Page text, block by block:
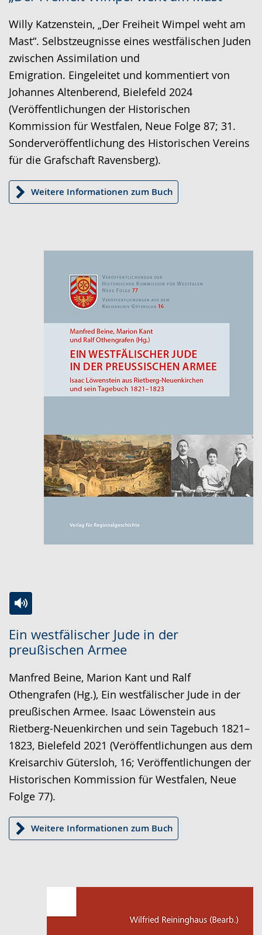
Sprache
wechseln.
Unterstützung.
in
Deutscher
Gebärdensprache
wird
angezeigt.
Willy Katzenstein, „Der Freiheit Wimpel weht am
Mast“. Selbstzeugnisse eines westfälischen Juden
zwischen Assimilation und
Emigration. Eingeleitet und kommentiert von
Johannes Altenberend, Bielefeld 2024
(Veröffentlichungen der Historischen
Kommission für Westfalen, Neue Folge 87; 31.
Sonderveröffentlichung des Historischen Vereins
für die Grafschaft Ravensberg).
Weitere Informationen zum Buch
Ein westfälischer Jude in der
preußischen Armee
Leichten
Sprache
wechseln.
Audio-
Unterstützung.
Video
in
Deutscher
Gebärdensprache
wird
angezeigt.
Manfred Beine, Marion Kant und Ralf
Othengrafen (Hg.), Ein westfälischer Jude in der
preußischen Armee. Isaac Löwenstein aus
Rietberg-Neuenkirchen und sein Tagebuch 1821–
1823, Bielefeld 2021 (Veröffentlichungen aus dem
Kreisarchiv Gütersloh, 16; Veröffentlichungen der
Historischen Kommission für Westfalen, Neue
Folge 77).
Weitere Informationen zum Buch